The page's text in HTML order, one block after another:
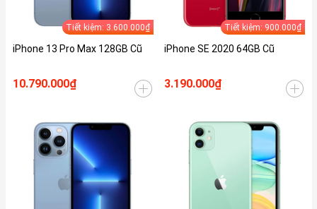
Tiết kiệm: 3.600.000₫
iPhone 13 Pro Max 128GB Cũ
10.790.000₫
Tiết kiệm: 900.000₫
iPhone SE 2020 64GB Cũ
3.190.000₫